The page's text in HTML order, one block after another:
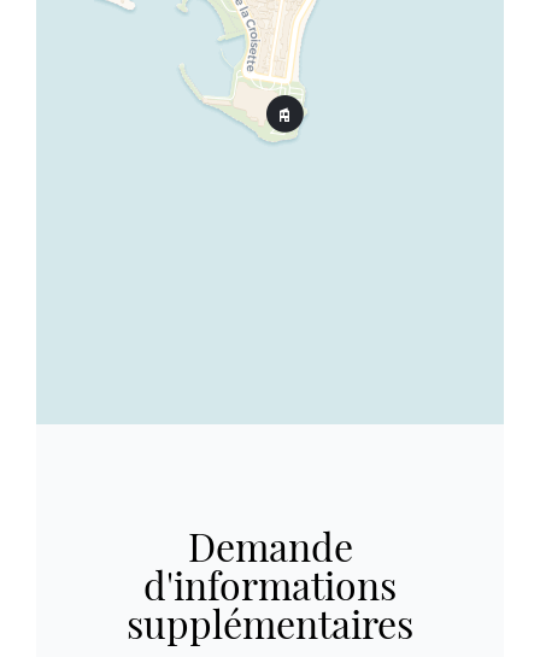
Demande
d'informations
supplémentaires